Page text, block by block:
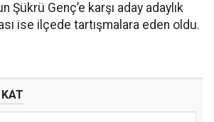
Şükrü Genç’e karşı aday adaylık
ise ilçede tartışmalara eden oldu.